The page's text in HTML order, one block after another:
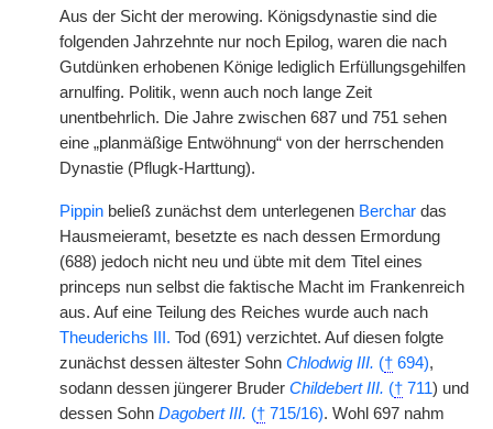
Aus der Sicht der merowing. Königsdynastie sind die
folgenden Jahrzehnte nur noch Epilog, waren die nach
Gutdünken erhobenen Könige lediglich Erfüllungsgehilfen
arnulfing. Politik, wenn auch noch lange Zeit
unentbehrlich. Die Jahre zwischen 687 und 751 sehen
eine „planmäßige Entwöhnung“ von der herrschenden
Dynastie (Pflugk-Harttung).
Pippin beließ zunächst dem unterlegenen Berchar das
Hausmeieramt, besetzte es nach dessen Ermordung
(688) jedoch nicht neu und übte mit dem Titel eines
princeps nun selbst die faktische Macht im Frankenreich
aus. Auf eine Teilung des Reiches wurde auch nach
Theuderichs III. Tod (691) verzichtet. Auf diesen folgte
zunächst dessen ältester Sohn Chlodwig III. († 694),
sodann dessen jüngerer Bruder Childebert III. († 711) und
dessen Sohn Dagobert III. († 715/16). Wohl 697 nahm